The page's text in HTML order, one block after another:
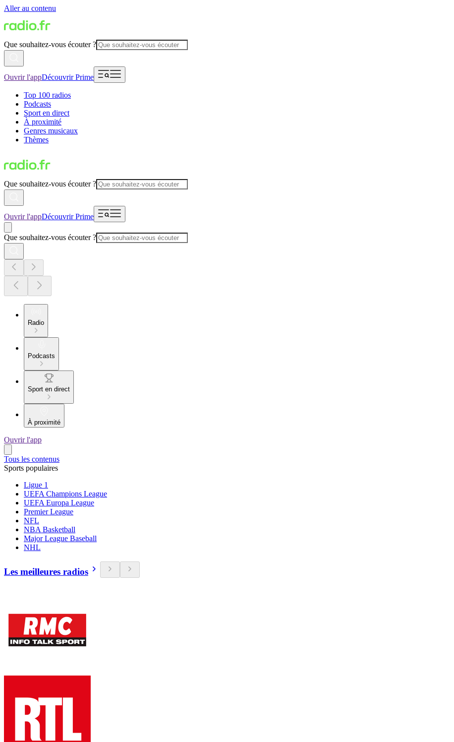
Aller au contenu
Que souhaitez-vous écouter ?
Ouvrir l'appDécouvrir Prime
Top 100 radios
Podcasts
Sport en direct
À proximité
Genres musicaux
Thèmes
Que souhaitez-vous écouter ?
Ouvrir l'appDécouvrir Prime
Que souhaitez-vous écouter ?
Radio
Podcasts
Sport en direct
À proximité
Ouvrir l'app
Tous les contenus
Sports populaires
Ligue 1
UEFA Champions League
UEFA Europa League
Premier League
NFL
NBA Basketball
Major League Baseball
NHL
Les meilleures radios